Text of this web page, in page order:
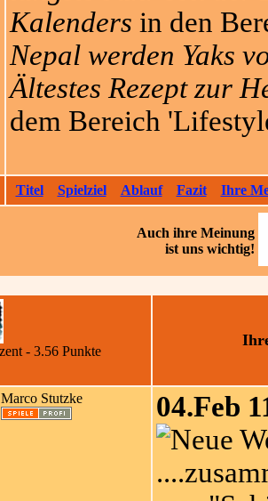
Kalenders in den
Nepal werden Yaks
Ältestes Rezept zur
dem Bereich
Titel Spielziel Ablauf Fazit Ihre
Auch ihre Meinung
ist uns wichtig!
Marco Stutzke 04.Feb